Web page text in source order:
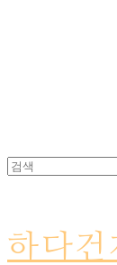
하다건